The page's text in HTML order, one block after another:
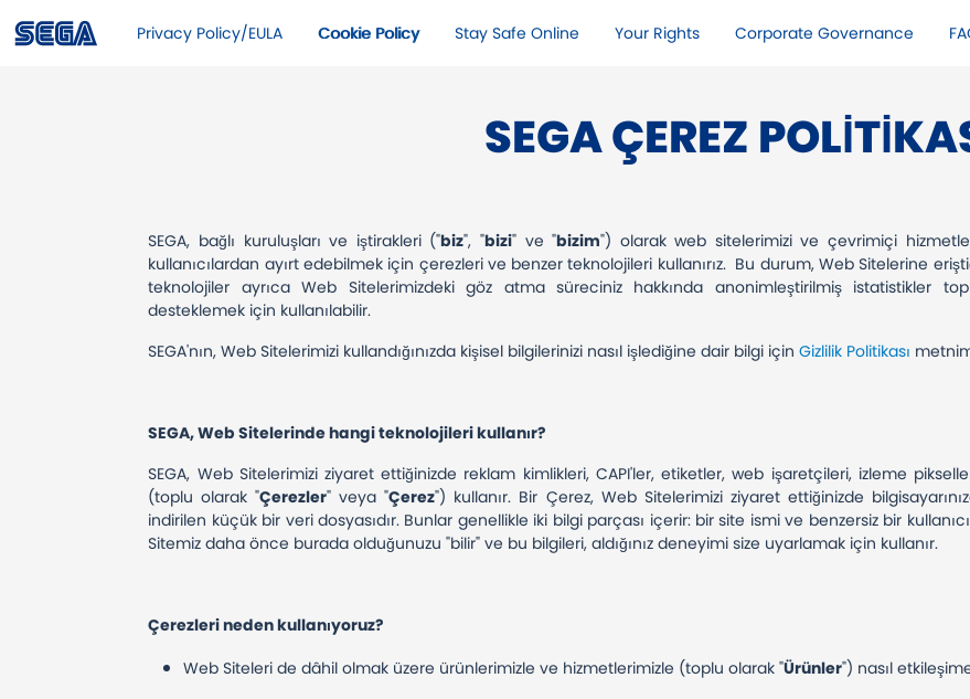
Privacy Policy/EULA Cookie Policy Stay Safe Online​ Your Rights​ Corporate Governance
SEGA ÇEREZ
SEGA, bağlı kuruluşları ve iştirakleri ("biz", "bizi" ve "bizim") olarak web sitelerimizi ve çevrimiçi
kullanıcılardan ayırt edebilmek için çerezleri ve benzer teknolojileri kullanırız. Bu durum, Web Sitelerine
teknolojiler ayrıca Web Sitelerimizdeki göz atma süreciniz hakkında anonimleştirilmiş istatistikler
desteklemek için kullanılabilir.
SEGA'nın, Web Sitelerimizi kullandığınızda kişisel bilgilerinizi nasıl işlediğine dair bilgi içinGizlilik Politikası
SEGA, Web Sitelerinde hangi teknolojileri kullanır?
SEGA, Web Sitelerimizi ziyaret ettiğinizde reklam kimlikleri, CAPI'ler, etiketler, web işaretçileri, izleme
(toplu olarak "Çerezler" veya "Çerez") kullanır. Bir Çerez, Web Sitelerimizi ziyaret ettiğinizde
indirilen küçük bir veri dosyasıdır. Bunlar genellikle iki bilgi parçası içerir: bir site ismi ve benzersiz bir
Sitemiz daha önce burada olduğunuzu "bilir" ve bu bilgileri, aldığınız deneyimi size uyarlamak için kullanır.
Çerezleri neden kullanıyoruz?
Web Siteleri de dâhil olmak üzere ürünlerimizle ve hizmetlerimizle (toplu olarak "Ürünler") nasıl